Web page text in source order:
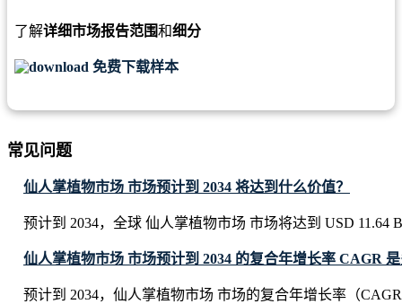
了解详细市场报告范围和细分
免费下载样本
常见问题
仙人掌植物市场 市场预计到 2034 将达到什么价值？
预计到 2034，全球 仙人掌植物市场 市场将达到 USD 11.64
仙人掌植物市场 市场预计到 2034 的复合年增长率 CAGR
预计到 2034，仙人掌植物市场 市场的复合年增长率（